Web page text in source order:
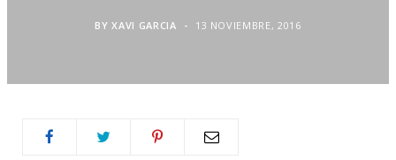
BYXAVI GARCIA 13 NOVIEMBRE, 2016